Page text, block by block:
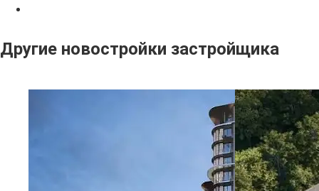
Другие новостройки застройщика